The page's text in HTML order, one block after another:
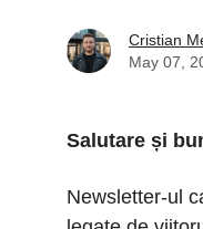
Cristian
May 07,
Salutare și
Newsletter-ul